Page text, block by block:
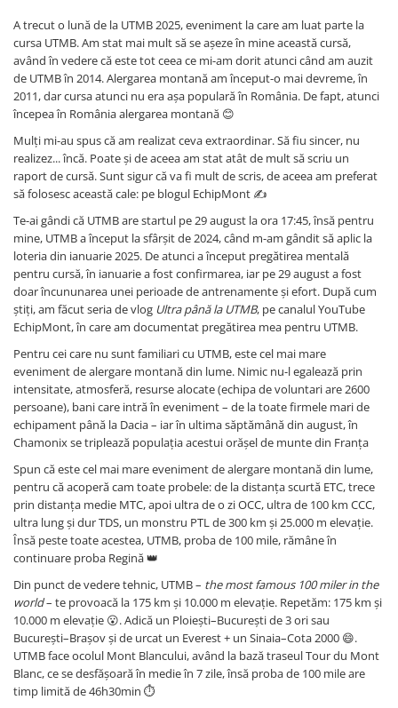
Copii
Parazapezi
Barbati
Femei
Jachete Ski/Snowboard
Barbati
Femei
Sosete
Alergare
Ciclism
Drumetie
Tricouri/Bluze
Barbati
Femei
Veste
Barbati
Femei
Copii
Jachete Softshell
Barbati
Femei
Copii
Sepci/Vizere
A trecut o lună de la UTMB 2025, eveniment la care am luat parte la
cursa UTMB. Am stat mai mult să se așeze în mine această cursă,
având în vedere că este tot ceea ce mi-am dorit atunci când am auzit
de UTMB în 2014. Alergarea montană am început-o mai devreme, în
2011, dar cursa atunci nu era așa populară în România. De fapt, atunci
începea în România alergarea montană 😊
Mulți mi-au spus că am realizat ceva extraordinar. Să fiu sincer, nu
realizez... încă. Poate și de aceea am stat atât de mult să scriu un
raport de cursă. Sunt sigur că va fi mult de scris, de aceea am preferat
să folosesc această cale: pe blogul EchipMont ✍️
Te-ai gândi că UTMB are startul pe 29 august la ora 17:45, însă pentru
mine, UTMB a început la sfârșit de 2024, când m-am gândit să aplic la
loteria din ianuarie 2025. De atunci a început pregătirea mentală
pentru cursă, în ianuarie a fost confirmarea, iar pe 29 august a fost
doar încununarea unei perioade de antrenamente și efort. După cum
știți, am făcut seria de vlog Ultra până la UTMB, pe canalul YouTube
EchipMont, în care am documentat pregătirea mea pentru UTMB.
Pentru cei care nu sunt familiari cu UTMB, este cel mai mare
eveniment de alergare montană din lume. Nimic nu-l egalează prin
intensitate, atmosferă, resurse alocate (echipa de voluntari are 2600
persoane), bani care intră în eveniment – de la toate firmele mari de
echipament până la Dacia – iar în ultima săptămână din august, în
Chamonix se triplează populația acestui orășel de munte din Franța
Spun că este cel mai mare eveniment de alergare montană din lume,
pentru că acoperă cam toate probele: de la distanța scurtă ETC, trece
prin distanța medie MTC, apoi ultra de o zi OCC, ultra de 100 km CCC,
ultra lung și dur TDS, un monstru PTL de 300 km și 25.000 m elevație.
Însă peste toate acestea, UTMB, proba de 100 mile, rămâne în
continuare proba Regină 👑
Din punct de vedere tehnic, UTMB – the most famous 100 miler in the
world– te provoacă la 175 km și 10.000 m elevație. Repetăm: 175 km și
10.000 m elevație 😮. Adică un Ploiești–București de 3 ori sau
București–Brașov și de urcat un Everest + un Sinaia–Cota 2000 😄.
UTMB face ocolul Mont Blancului, având la bază traseul Tour du Mont
Blanc, ce se desfășoară în medie în 7 zile, însă proba de 100 mile are
timp limită de 46h30min ⏱️